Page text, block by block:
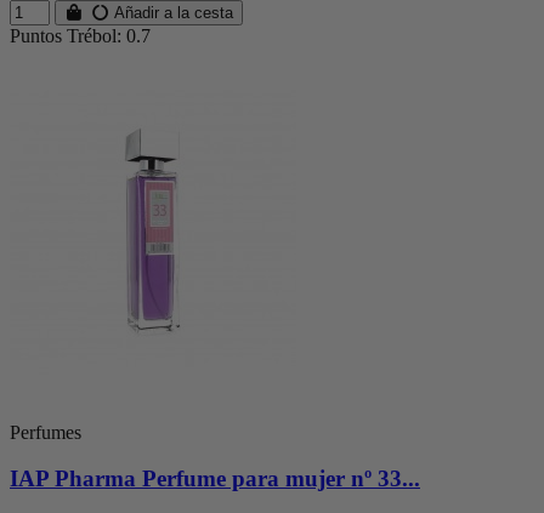
Añadir a la cesta
Puntos Trébol: 0.7
Perfumes
IAP Pharma Perfume para mujer nº 33...